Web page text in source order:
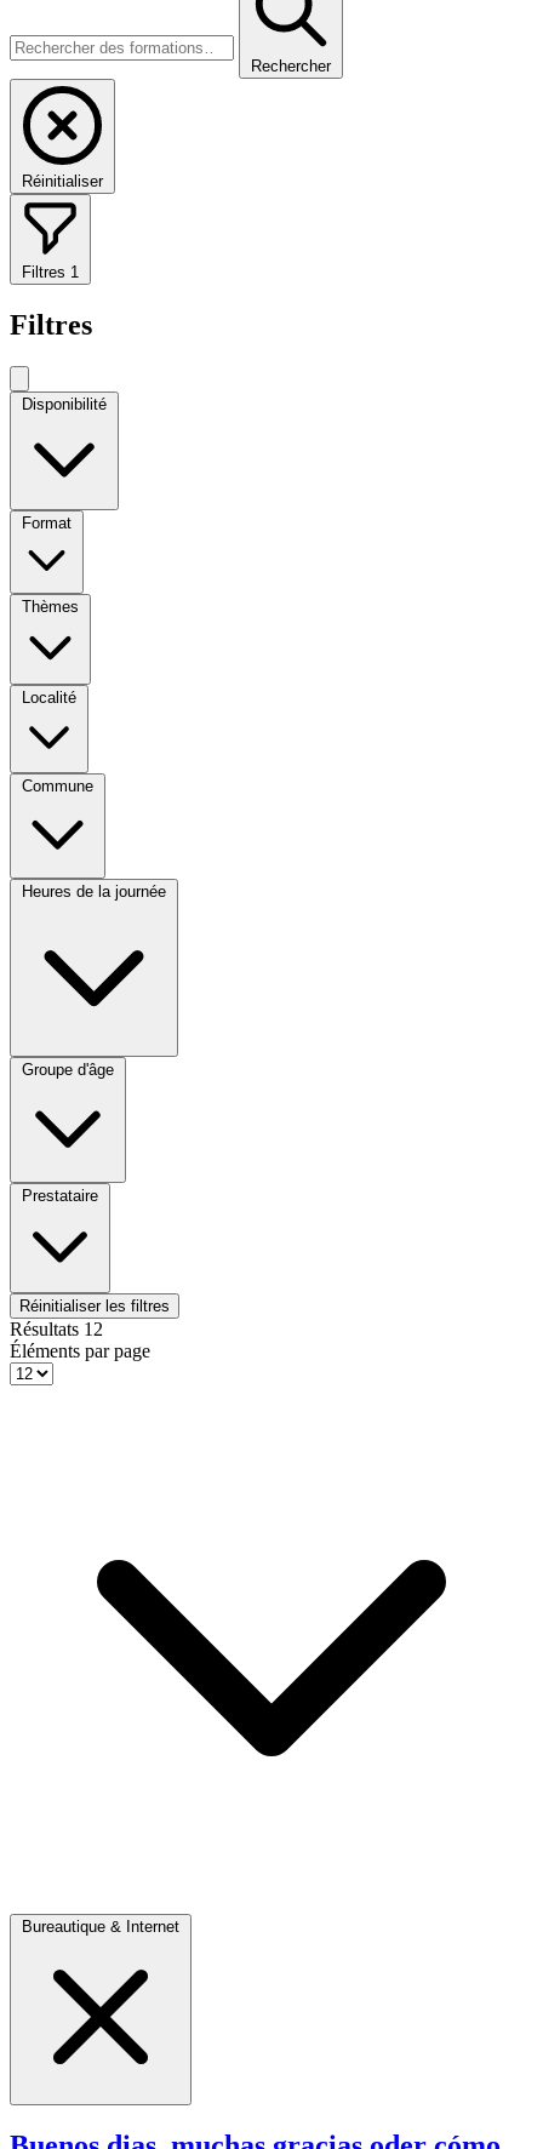
Rechercher
Réinitialiser
Filtres 1
Filtres
Disponibilité
Format
Thèmes
Localité
Commune
Heures de la journée
Groupe d'âge
Prestataire
Réinitialiser les filtres
Résultats 12
Éléments par page
Bureautique & Internet